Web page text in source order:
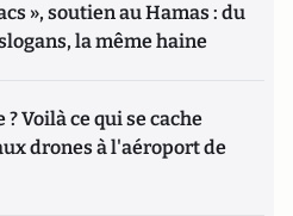
», soutien au Hamas : du
la même haine
Voilà ce qui se cache
drones à l'aéroport de